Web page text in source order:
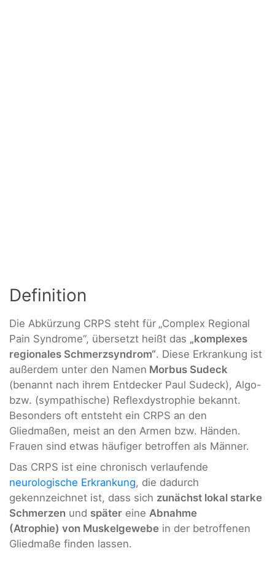
Definition
Die Abkürzung CRPS steht für „Complex Regional
Pain Syndrome“, übersetzt heißt das „komplexes
regionales Schmerzsyndrom“. Diese Erkrankung ist
außerdem unter den Namen Morbus Sudeck
(benannt nach ihrem Entdecker Paul Sudeck), Algo-
bzw. (sympathische) Reflexdystrophie bekannt.
Besonders oft entsteht ein CRPS an den
Gliedmaßen, meist an den Armen bzw. Händen.
Frauen sind etwas häufiger betroffen als Männer.
Das CRPS ist eine chronisch verlaufende
neurologische Erkrankung, die dadurch
gekennzeichnet ist, dass sich zunächst lokal starke
Schmerzen und später eine Abnahme
(Atrophie) von Muskelgewebe in der betroffenen
Gliedmaße finden lassen.